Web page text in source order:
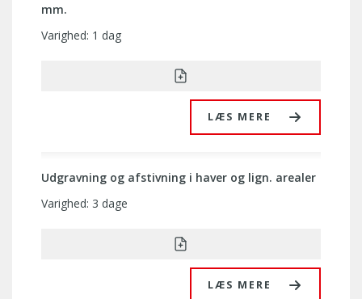
mm.
LÆS MERE
Varighed: 1 dag
Udgravning og afstivning i haver og lign. arealer
LÆS MERE
Varighed: 3 dage